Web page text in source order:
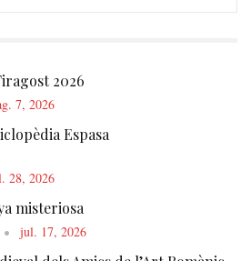
2026
7, 2026
Espasa
28, 2026
misteriosa
jul. 17, 2026